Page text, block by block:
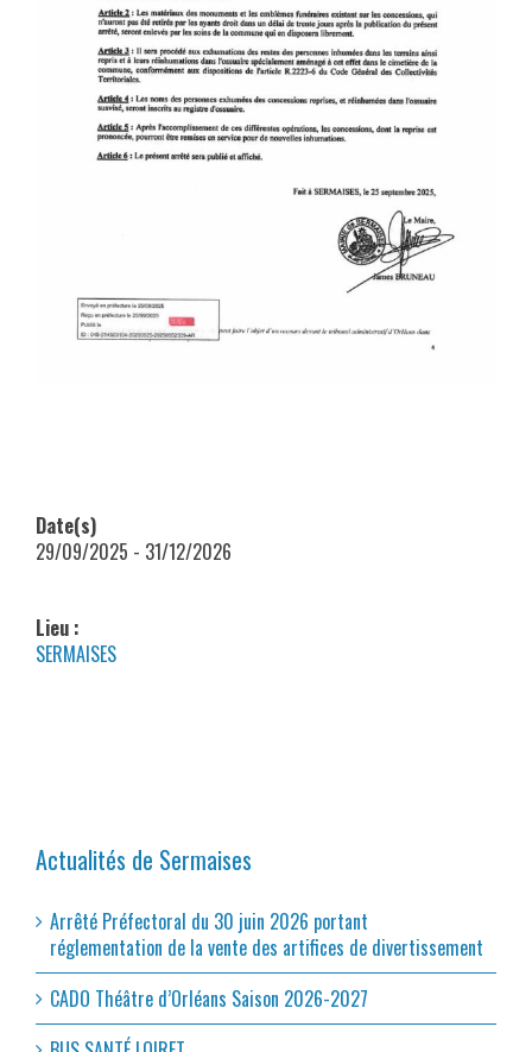
Date(s)
29/09/2025 - 31/12/2026
Lieu :
SERMAISES
Actualités de Sermaises
Arrêté Préfectoral du 30 juin 2026 portant
réglementation de la vente des artifices de divertissement
CADO Théâtre d’Orléans Saison 2026-2027